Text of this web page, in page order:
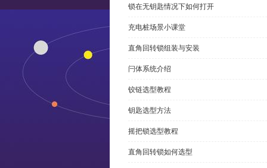
锁在无钥匙情况下如何打开
充电桩场景小课堂
直角回转锁组装与安装
闩体系统介绍
铰链选型教程
钥匙选型方法
摇把锁选型教程
直角回转锁如何选型